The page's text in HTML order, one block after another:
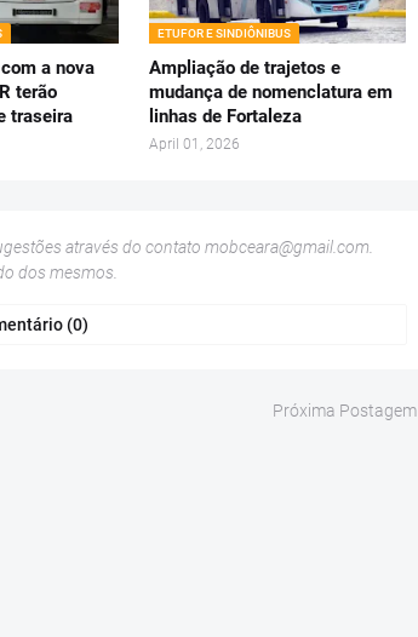
a nova
terão
traseira
ETUFOR E SINDIÔNIBUS
Ampliação de trajetos e
mudança de nomenclatura em
linhas de Fortaleza
April 01, 2026
através do contato mobceara@gmail.com.
dos mesmos.
(0)
Próxima Postagem